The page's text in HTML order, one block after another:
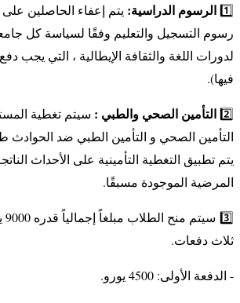
1️⃣الرسوم الدراسية: يتم إعفاء الحاصلين
رسوم التسجيل والتعليم وفقًا لسياسة كل
لدورات اللغة والثقافة الإيطالية ، التي يجب
فيها).
2️⃣التأمين الصحي والطبي : سيتم تغطية
التأمين الصحي و التأمين الطبي ضد الحوادث
يتم تطبيق التغطية التأمينية على الأحداث
المرضية الموجودة مسبقًا.
3️⃣
ثلاث دفعات.
- الدفعة الأولى: 4500 يورو.